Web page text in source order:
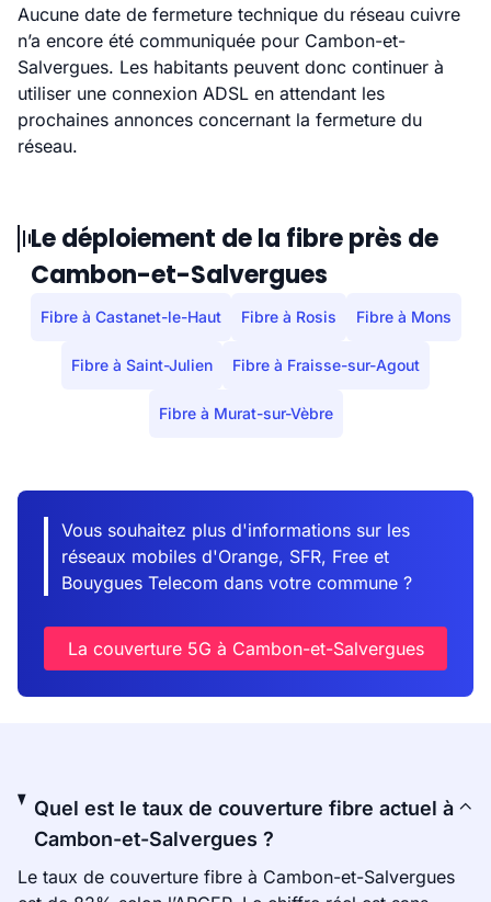
Aucune date de fermeture technique du réseau cuivre
n’a encore été communiquée pour Cambon-et-
Salvergues. Les habitants peuvent donc continuer à
utiliser une connexion ADSL en attendant les
prochaines annonces concernant la fermeture du
réseau.
Le déploiement de la fibre près de
Cambon-et-Salvergues
Fibre à Castanet-le-Haut Fibre à Rosis Fibre à Mons
Fibre à Saint-Julien Fibre à Fraisse-sur-Agout
Fibre à Murat-sur-Vèbre
Vous souhaitez plus d'informations sur les
réseaux mobiles d'Orange, SFR, Free et
Bouygues Telecom dans votre commune ?
La couverture 5G à Cambon-et-Salvergues
Quel est le taux de couverture fibre actuel à
Cambon-et-Salvergues ?
Le taux de couverture fibre à Cambon-et-Salvergues